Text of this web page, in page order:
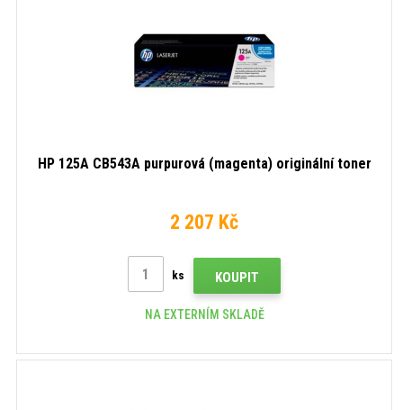
HP 125A CB543A purpurová (magenta) originální toner
2 207 Kč
ks KOUPIT
NA EXTERNÍM SKLADĚ